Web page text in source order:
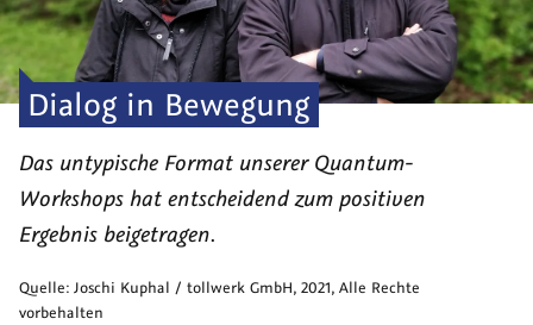
Dialog in Bewegung
Das untypische Format unserer Quantum-
Workshops hat entscheidend zum positiven
Ergebnis beigetragen.
Quelle: Joschi Kuphal / tollwerk GmbH, 2021, Alle Rechte
vorbehalten